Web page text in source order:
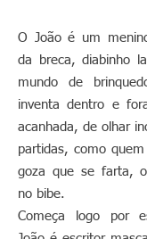
O João é um
da breca, diabinho
mundo de
inventa dentro e
acanhada, de olhar
partidas, como
goza que se farta,
no bibe.
Começa logo por